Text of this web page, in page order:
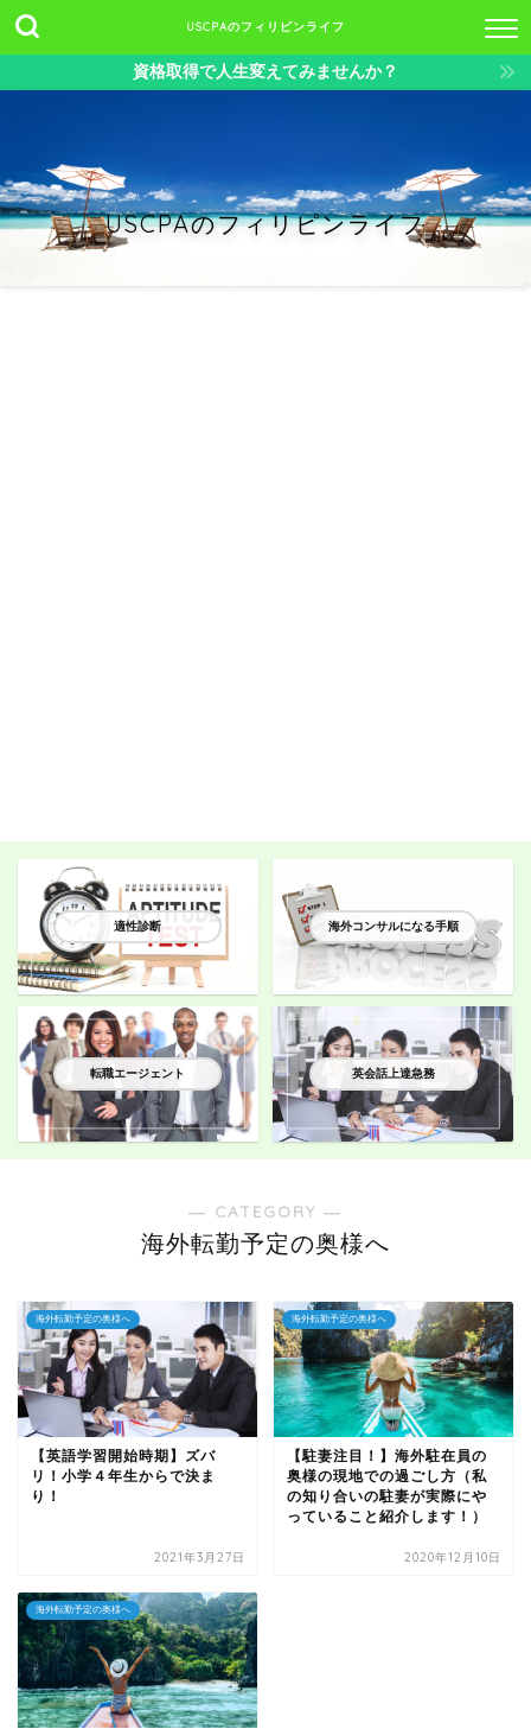
USCPAのフィリピンライフ
資格取得で人生変えてみませんか？
USCPAのフィリピンライフ
適性診断 海外コンサルになる手順
転職エージェント 英会話上達急務
― CATEGORY ―
海外転勤予定の奥様へ
海外転勤予定の奥様へ
【英語学習開始時期】ズバ
リ！小学４年生からで決ま
り！
2021年3月27日
海外転勤予定の奥様へ
【駐妻注目！】海外駐在員の
奥様の現地での過ごし方（私
の知り合いの駐妻が実際にや
っていること紹介します！）
2020年12月10日
海外転勤予定の奥様へ